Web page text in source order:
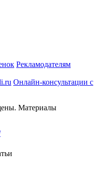
Рекламодателям
Онлайн-консультации с
Материалы